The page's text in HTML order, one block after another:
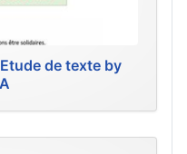
de texte by